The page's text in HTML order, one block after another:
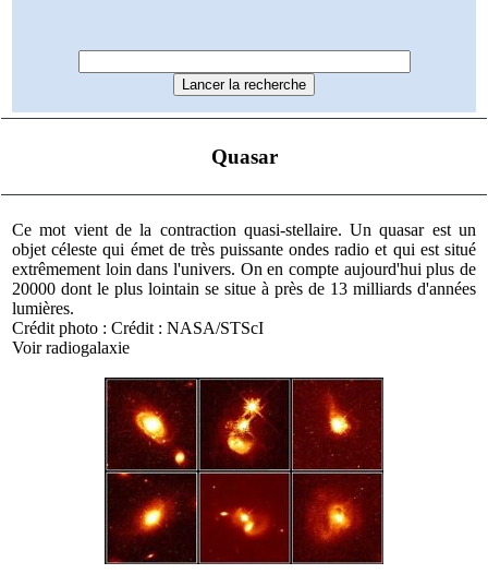
Quasar
Ce mot vient de la contraction quasi-stellaire. Un quasar est un
objet céleste qui émet de très puissante ondes radio et qui est situé
extrêmement loin dans l'univers. On en compte aujourd'hui plus de
20000 dont le plus lointain se situe à près de 13 milliards d'années
lumières.
Crédit photo : Crédit : NASA/STScI
Voir radiogalaxie